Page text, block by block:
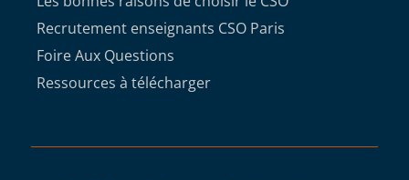
Recrutement enseignants CSO Paris
Foire Aux Questions
Ressources à télécharger